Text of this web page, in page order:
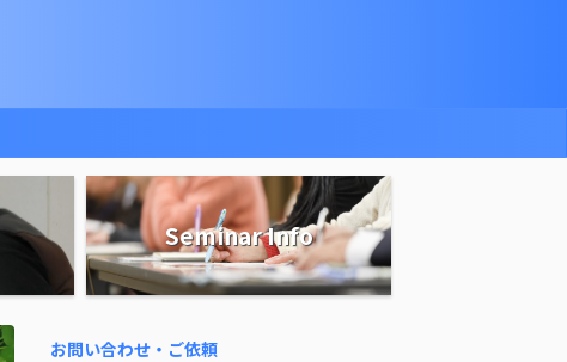
Seminar Info
お問い合わせ・ご依頼